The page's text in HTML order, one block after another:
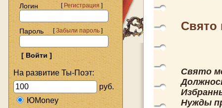
Логин
[Регистрация]
Пароль [Забыли пароль]
На развитие Ты-Поэт:
руб.
ЮMoney
Свято
Свято
Нужды